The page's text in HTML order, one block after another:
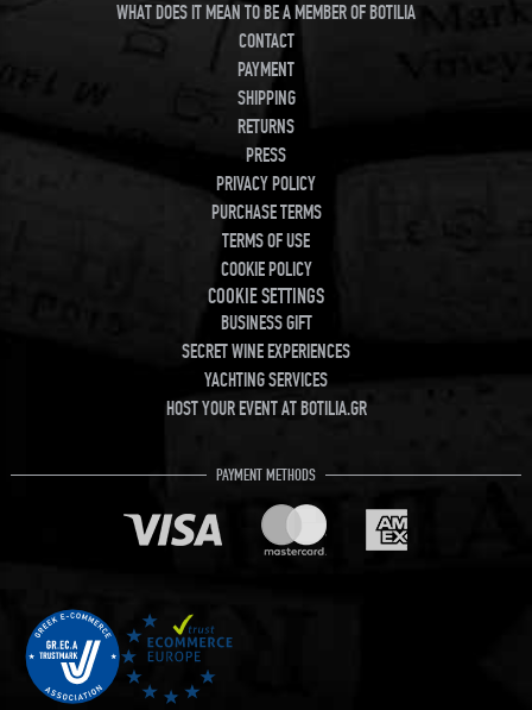
WHAT DOES IT MEAN TO BE A MEMBER OF BOTILIA
CONTACT
PAYMENT
SHIPPING
RETURNS
PRESS
PRIVACY POLICY
PURCHASE TERMS
TERMS OF USE
COOKIE POLICY
COOKIE SETTINGS
BUSINESS GIFT
SECRET WINE EXPERIENCES
YACHTING SERVICES
HOST YOUR EVENT AT BOTILIA.GR
PAYMENT METHODS